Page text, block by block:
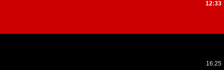
12:33
16:25